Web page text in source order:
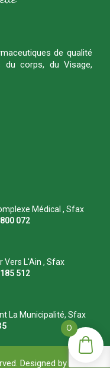
de qualité
du corps, du Visage,
Médical , Sfax
072
Vers L'Ain , Sfax
512
La Municipalité, Sfax
Designed by
0